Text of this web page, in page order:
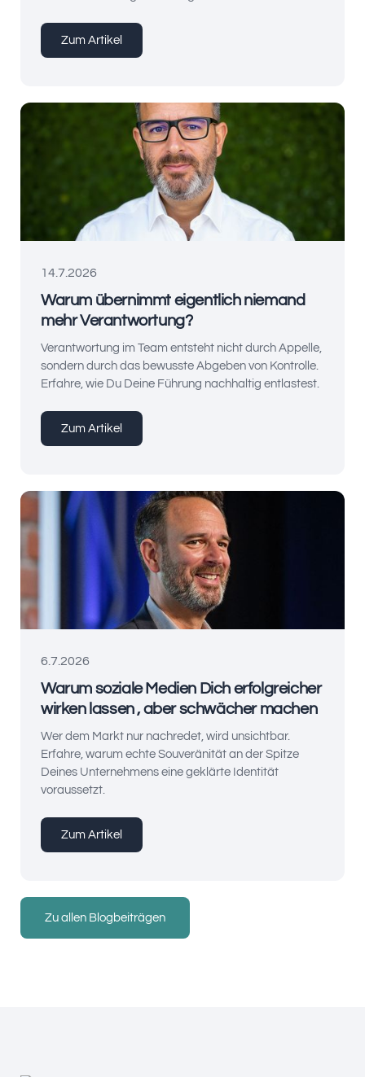
Zum Artikel
14.7.2026
Warum übernimmt eigentlich niemand
mehr Verantwortung?
Verantwortung im Team entsteht nicht durch Appelle,
sondern durch das bewusste Abgeben von Kontrolle.
Erfahre, wie Du Deine Führung nachhaltig entlastest.
Zum Artikel
6.7.2026
Warum soziale Medien Dich erfolgreicher
wirken lassen , aber schwächer machen
Wer dem Markt nur nachredet, wird unsichtbar.
Erfahre, warum echte Souveränität an der Spitze
Deines Unternehmens eine geklärte Identität
voraussetzt.
Zum Artikel
Zu allen Blogbeiträgen